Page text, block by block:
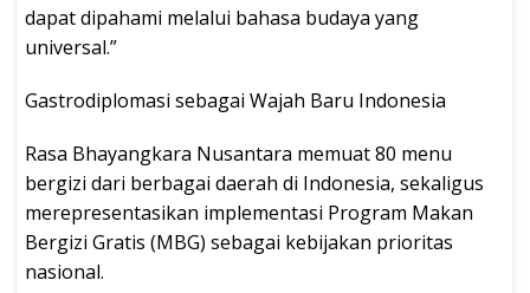
dapat dipahami melalui bahasa budaya yang
universal.”
Gastrodiplomasi sebagai Wajah Baru Indonesia
Rasa Bhayangkara Nusantara memuat 80 menu
bergizi dari berbagai daerah di Indonesia, sekaligus
merepresentasikan implementasi Program Makan
Bergizi Gratis (MBG) sebagai kebijakan prioritas
nasional.